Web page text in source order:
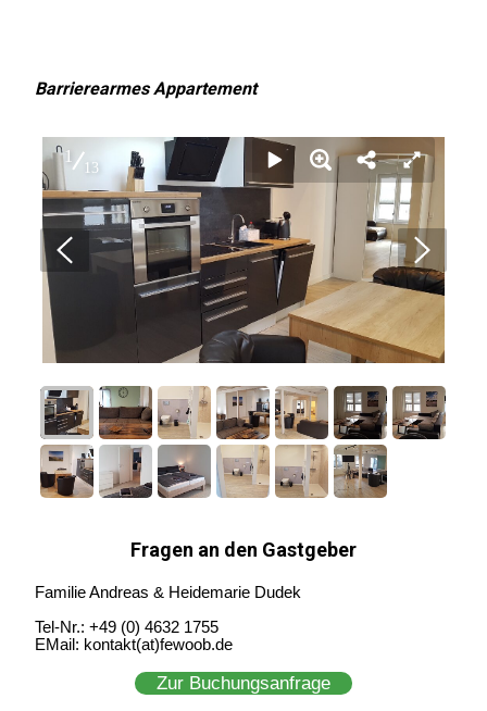
Barrierearmes Appartement
1
13
Fragen an den Gastgeber
Familie Andreas & Heidemarie Dudek
Tel-Nr.: +49 (0) 4632 1755
EMail: kontakt(at)fewoob.de
Zur Buchungsanfrage